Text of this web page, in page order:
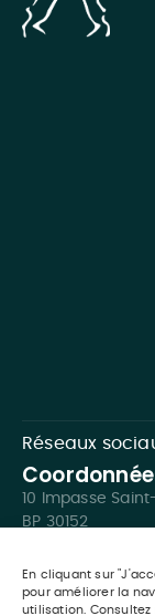
En cliquant sur
pour améliorer la
utilisation. Consultez
Réseaux
10 Impasse
BP 30152
Cedex
04 77 36 41